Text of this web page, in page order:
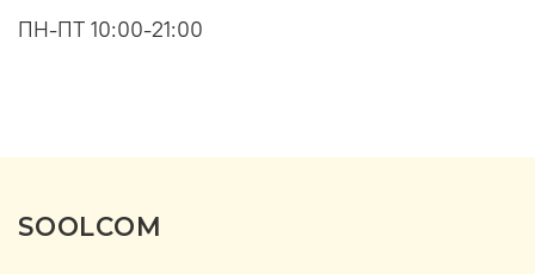
ПН-ПТ 10:00-21:00
SOOLCOM